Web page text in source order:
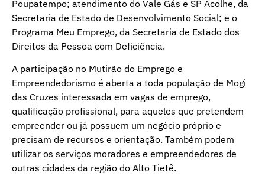
Poupatempo; atendimento do Vale Gás e SP Acolhe, da
Secretaria de Estado de Desenvolvimento Social; e o
Programa Meu Emprego, da Secretaria de Estado dos
Direitos da Pessoa com Deficiência.
A participação no Mutirão do Emprego e
Empreendedorismo é aberta a toda população de Mogi
das Cruzes interessada em vagas de emprego,
qualificação profissional, para aqueles que pretendem
empreender ou já possuem um negócio próprio e
precisam de recursos e orientação. Também podem
utilizar os serviços moradores e empreendedores de
outras cidades da região do Alto Tietê.